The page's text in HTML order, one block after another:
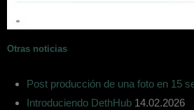
Otras noticias
Post producción de una foto en 15
Introduciendo DethHub 14.02.2026